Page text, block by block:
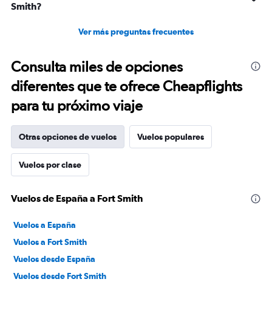
Smith?
Ver más preguntas frecuentes
Consulta miles de opciones
diferentes que te ofrece Cheapflights
para tu próximo viaje
Otras opciones de vuelos Vuelos populares
Vuelos por clase
Vuelos de España a Fort Smith
Vuelos a España
Vuelos a Fort Smith
Vuelos desde España
Vuelos desde Fort Smith